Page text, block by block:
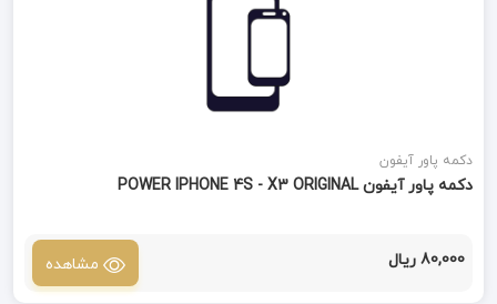
دکمه پاور آیفون
دکمه پاور آیفون POWER IPHONE 4S - X3 ORIGINAL
80,000 ریال مشاهده